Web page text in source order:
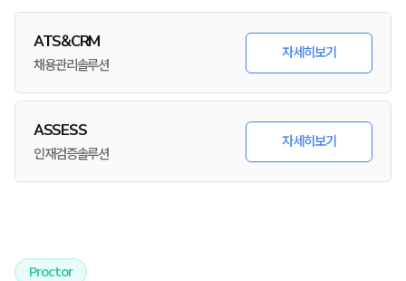
ATS&CRM
채용관리솔루션
자세히보기
ASSESS
인재검증솔루션
자세히보기
Proctor